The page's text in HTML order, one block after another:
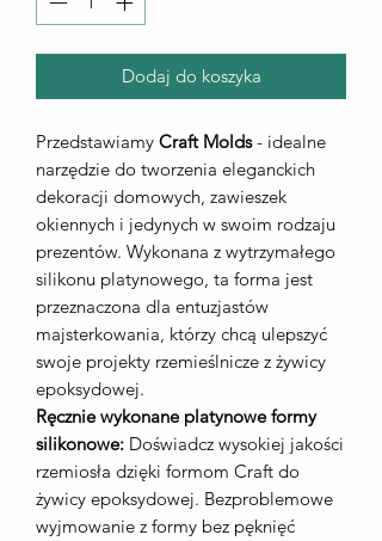
Dodaj do koszyka
Przedstawiamy Craft Molds- idealne
narzędzie do tworzenia eleganckich
dekoracji domowych, zawieszek
okiennych i jedynych w swoim rodzaju
prezentów. Wykonana z wytrzymałego
silikonu platynowego, ta forma jest
przeznaczona dla entuzjastów
majsterkowania, którzy chcą ulepszyć
swoje projekty rzemieślnicze z żywicy
epoksydowej.
Ręcznie wykonane platynowe formy
silikonowe: Doświadcz wysokiej jakości
rzemiosła dzięki formom Craft do
żywicy epoksydowej. Bezproblemowe
wyjmowanie z formy bez pęknięć